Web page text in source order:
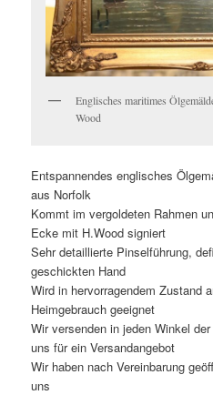
Englisches maritimes
Wood
Entspannendes englisches
aus Norfolk
Kommt im vergoldeten Rahmen
Ecke mit H.Wood signiert
Sehr detaillierte Pinselführung,
geschickten Hand
Wird in hervorragendem Zustand
Heimgebrauch geeignet
Wir versenden in jeden Winkel
uns für ein Versandangebot
Wir haben nach Vereinbarung
uns